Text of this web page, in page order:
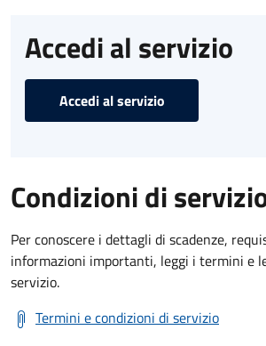
Accedi al servizio
Accedi al servizio
Condizioni di
Per conoscere i dettagli di scadenze,
informazioni importanti, leggi i termini e
servizio.
Termini e condizioni di servizio